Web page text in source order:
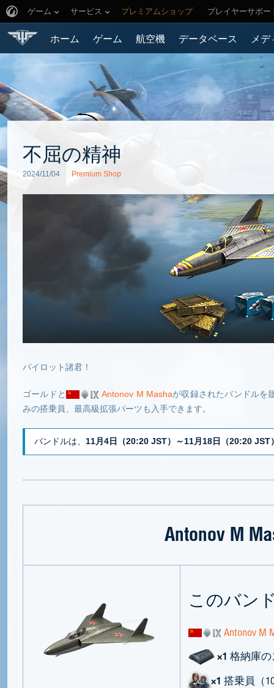
ゲーム サービス プレミアムショップ プレイヤーサポー
ホーム ゲーム 航空機 データベース メ
不屈の精神
2024/11/04 Premium Shop
パイロット諸君！
ゴールドと Antonov M Mashaが収録されたバンドルを
みの搭乗員、最高級拡張パーツも入手できます。
バンドルは、 11月4日（20:20 JST）～11月18日（20:20 JST
Antonov M
このバン
Antonov M
×1 格納庫
×1 搭乗員（